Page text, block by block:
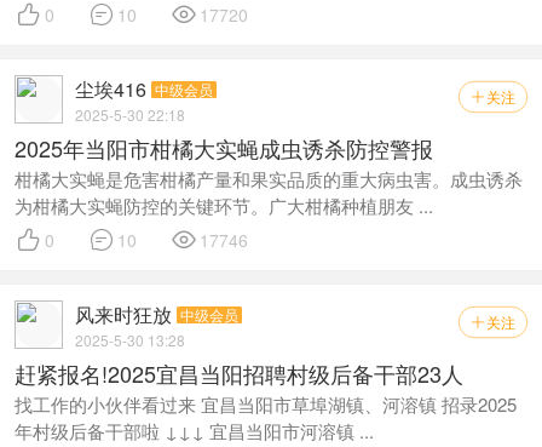
 0  10  17720
 关注
尘埃416 中级会员
2025-5-30 22:18
2025年当阳市柑橘大实蝇成虫诱杀防控警报
柑橘大实蝇是危害柑橘产量和果实品质的重大病虫害。成虫诱杀
为柑橘大实蝇防控的关键环节。广大柑橘种植朋友 ...
 0  10  17746
 关注
风来时狂放 中级会员
2025-5-30 13:28
赶紧报名!2025宜昌当阳招聘村级后备干部23人
找工作的小伙伴看过来 宜昌当阳市草埠湖镇、河溶镇 招录2025
年村级后备干部啦 ↓↓↓ 宜昌当阳市河溶镇 ...